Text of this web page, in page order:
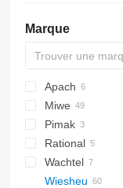
Marque
Apach
Miwe
Aero
Condo
Pimak
Rational
Wachtel
Wiesheu